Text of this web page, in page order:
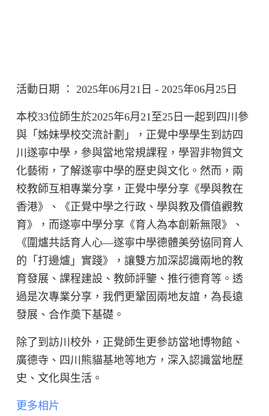
活動日期 ： 2025年06月21日 - 2025年06月25日
本校33位師生於2025年6月21至25日一起到四川參
與「姊妹學校交流計劃」，正覺中學學生到訪四
川遂寧中學，參與當地常規課程，學習非物質文
化藝術，了解遂寧中學的歷史與文化。然而，兩
校教師互相專業分享，正覺中學分享《學與教在
香港》、《正覺中學之行政、學與教及價值觀教
育》，而遂寧中學分享《育人為本創新無限》、
《圍爐共話育人心—遂寧中學德體美勞協同育人
的「打邊爐」實踐》，讓雙方加深認識兩地的教
育發展、課程建設、教師評鑒、推行德育等。透
過是次專業分享，我們更鞏固兩地友誼，為長遠
發展、合作奠下基礎。
除了到訪川校外，正覺師生更參訪當地博物館、
廣德寺、四川熊貓基地等地方，深入認識當地歷
史、文化與生活。
更多相片